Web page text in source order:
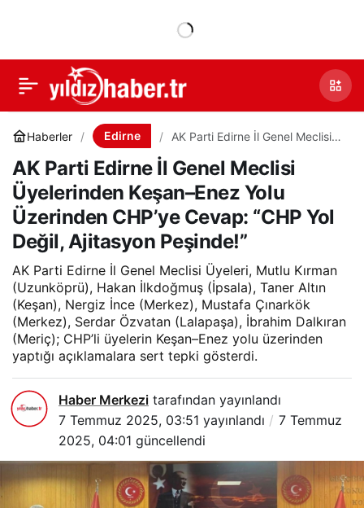
Haberler Edirne
AK Parti Edirne İl Genel Meclisi
Üzerinden CHP’ye Cevap: “CHP
Yol Değil, Ajitasyon Peşinde!”
AK Parti Edirne İl Genel Meclisi
Üyelerinden Keşan–Enez Yolu
Üzerinden CHP’ye Cevap: “CHP Yol
Değil, Ajitasyon Peşinde!”
AK Parti Edirne İl Genel Meclisi Üyeleri, Mutlu Kırman
(Uzunköprü), Hakan İlkdoğmuş (İpsala), Taner Altın
(Keşan), Nergiz İnce (Merkez), Mustafa Çınarkök
(Merkez), Serdar Özvatan (Lalapaşa), İbrahim Dalkıran
(Meriç); CHP’li üyelerin Keşan–Enez yolu üzerinden
yaptığı açıklamalara sert tepki gösterdi.
Haber Merkezi tarafından yayınlandı
7 Temmuz 2025, 03:51 yayınlandı
7 Temmuz
2025, 04:01 güncellendi